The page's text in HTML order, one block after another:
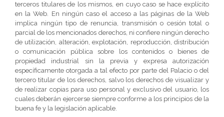
terceros titulares de los mismos, en cuyo caso se hace explícito
en la Web. En ningún caso el acceso a las páginas de la Web
implica ningún tipo de renuncia, transmisión o cesión total o
parcial de los mencionados derechos, ni confiere ningún derecho
de utilización, alteración, explotación, reproducción, distribución
o comunicación pública sobre los contenidos o bienes de
propiedad industrial sin la previa y expresa autorización
específicamente otorgada a tal efecto por parte del Palacio o del
tercero titular de los derechos, salvo los derechos de visualizar y
de realizar copias para uso personal y exclusivo del usuario, los
cuales deberán ejercerse siempre conforme a los principios de la
buena fe y la legislación aplicable.